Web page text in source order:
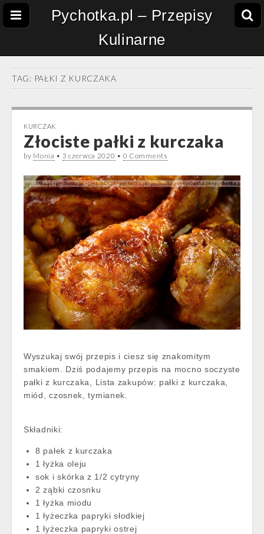
Pychotka.pl – Przepisy
Kulinarne
TAG: PAŁKI Z KURCZAKA
KURCZAK
Złociste pałki z kurczaka
by Monia • 3 czerwca 2020 • 0 Comments
Wyszukaj swój przepis i ciesz się znakomitym
smakiem. Dziś podajemy przepis na mocno soczyste
pałki z kurczaka, Lista zakupów: pałki z kurczaka,
miód, czosnek, tymianek.
Składniki:
8 pałek z kurczaka
1 łyżka oleju
sok i skórka z 1/2 cytryny
2 ząbki czosnku
1 łyżka miodu
1 łyżeczka papryki słodkiej
1 łyżeczka papryki ostrej